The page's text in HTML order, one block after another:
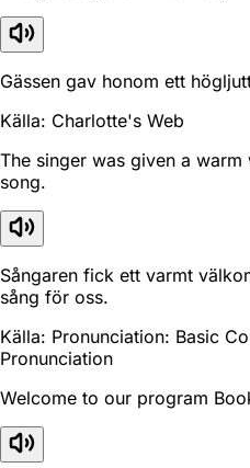
Gässen gav honom ett
Källa: Charlotte's Web
The singer was given a
song.
Sångaren fick ett varmt
sång för oss.
Källa: Pronunciation: Basic
Pronunciation
Welcome to our program